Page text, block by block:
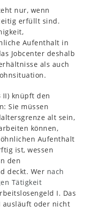
nur, wenn
erfüllt sind.
Aufenthalt in
Jobcenter deshalb
als auch
II) knüpft den
Sie müssen
alt sein,
können,
Aufenthalt
ist, wessen
den
deckt. Wer nach
Tätigkeit
I. Das
ausläuft oder nicht